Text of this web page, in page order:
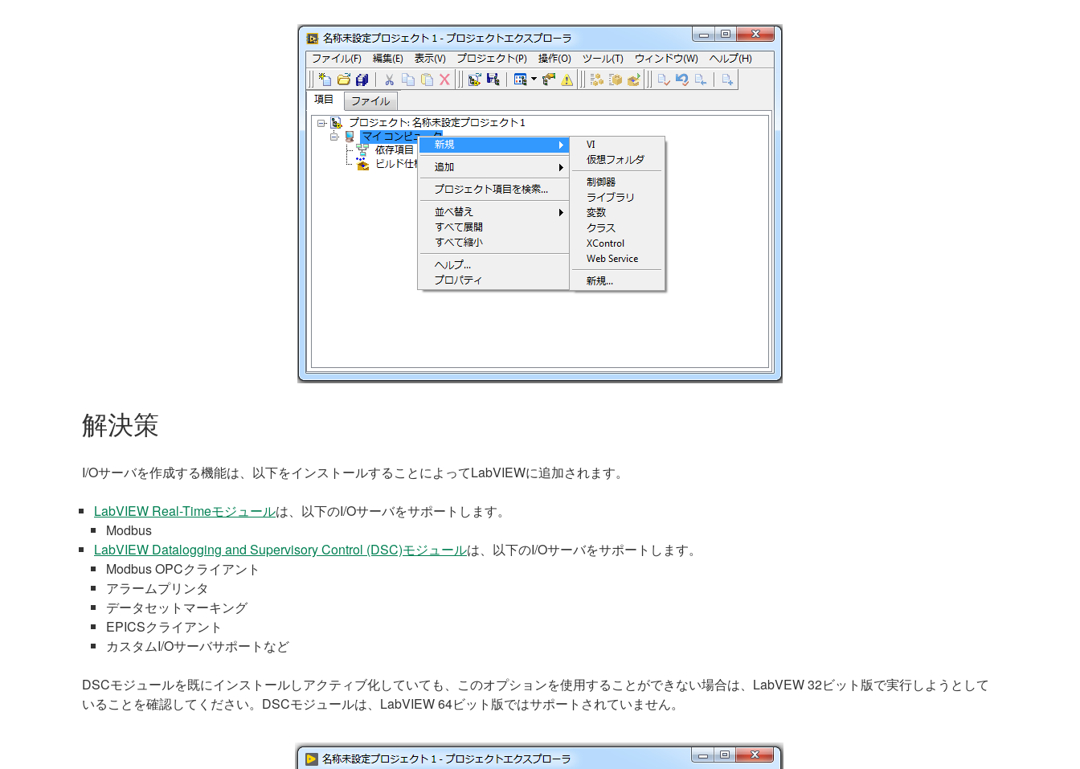
解決策
I/Oサーバを作成する機能は、以下をインストールすることによってLabVIEWに追加されます。
LabVIEW Real-Timeモジュールは、以下のI/Oサーバをサポートします。
Modbus
LabVIEW Datalogging and Supervisory Control (DSC)モジュールは、以下のI/Oサーバをサポートします。
Modbus OPCクライアント
アラームプリンタ
データセットマーキング
EPICSクライアント
カスタムI/Oサーバサポートなど
DSCモジュールを既にインストールしアクティブ化していても、このオプションを使用することができない場合は、LabVEW 32ビット版で実行しようとして
いることを確認してください。DSCモジュールは、LabVIEW 64ビット版ではサポートされていません。